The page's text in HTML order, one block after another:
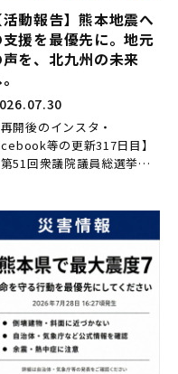
活動報告】熊本地震へ
支援を最優先に。地元
声を、北九州の未来
再開後のインスタ・
等の更新317日目】
第51回衆議院議員総選挙当
木）。 ...